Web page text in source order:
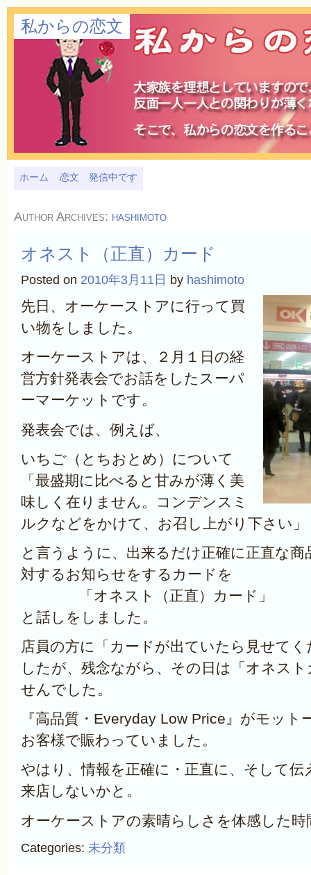
私からの恋文
ホーム 恋文 発信中です
Author Archives: hashimoto
オネスト（正直）カード
Posted on 2010年3月11日 by hashimoto
先日、オーケーストアに行って買
い物をしました。
オーケーストアは、２月１日の経
営方針発表会でお話をしたスーパ
ーマーケットです。
発表会では、例えば、
いちご（とちおとめ）について
「最盛期に比べると甘みが薄く美
味しく在りません。コンデンスミ
ルクなどをかけて、お召し上がり下さい」
と言うように、出来るだけ正確に正直な商
対するお知らせをするカードを
「オネスト（正直）カード」
と話しをしました。
店員の方に「カードが出ていたら見せて
したが、残念ながら、その日は「オネス
せんでした。
『高品質・Everyday Low Price』がモット
お客様で賑わっていました。
やはり、情報を正確に・正直に、そして伝
来店しないかと。
オーケーストアの素晴らしさを体感した時
Categories: 未分類